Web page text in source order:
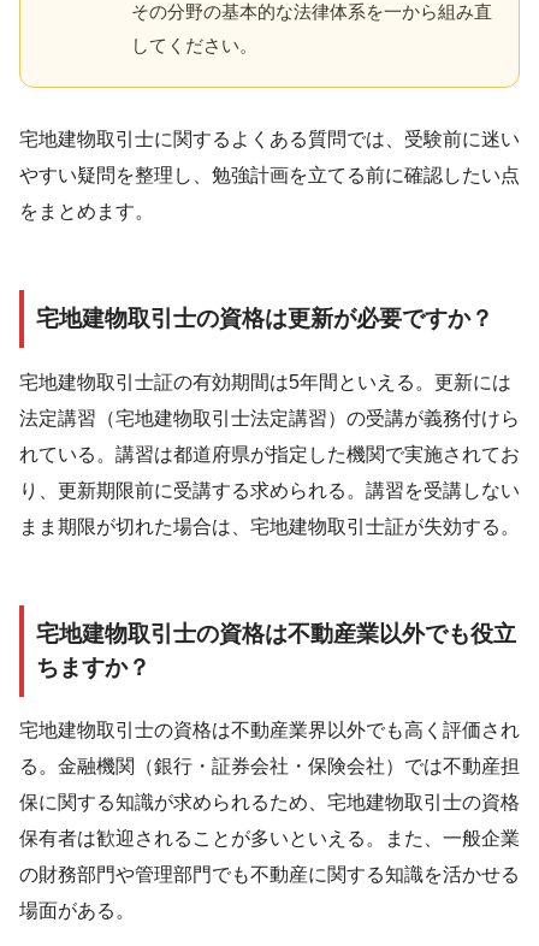
その分野の基本的な法律体系を一から組み直
してください。
宅地建物取引士に関するよくある質問では、受験前に迷い
やすい疑問を整理し、勉強計画を立てる前に確認したい点
をまとめます。
宅地建物取引士の資格は更新が必要ですか？
宅地建物取引士証の有効期間は5年間といえる。更新には
法定講習（宅地建物取引士法定講習）の受講が義務付けら
れている。講習は都道府県が指定した機関で実施されてお
り、更新期限前に受講する求められる。講習を受講しない
まま期限が切れた場合は、宅地建物取引士証が失効する。
宅地建物取引士の資格は不動産業以外でも役立
ちますか？
宅地建物取引士の資格は不動産業界以外でも高く評価され
る。金融機関（銀行・証券会社・保険会社）では不動産担
保に関する知識が求められるため、宅地建物取引士の資格
保有者は歓迎されることが多いといえる。また、一般企業
の財務部門や管理部門でも不動産に関する知識を活かせる
場面がある。